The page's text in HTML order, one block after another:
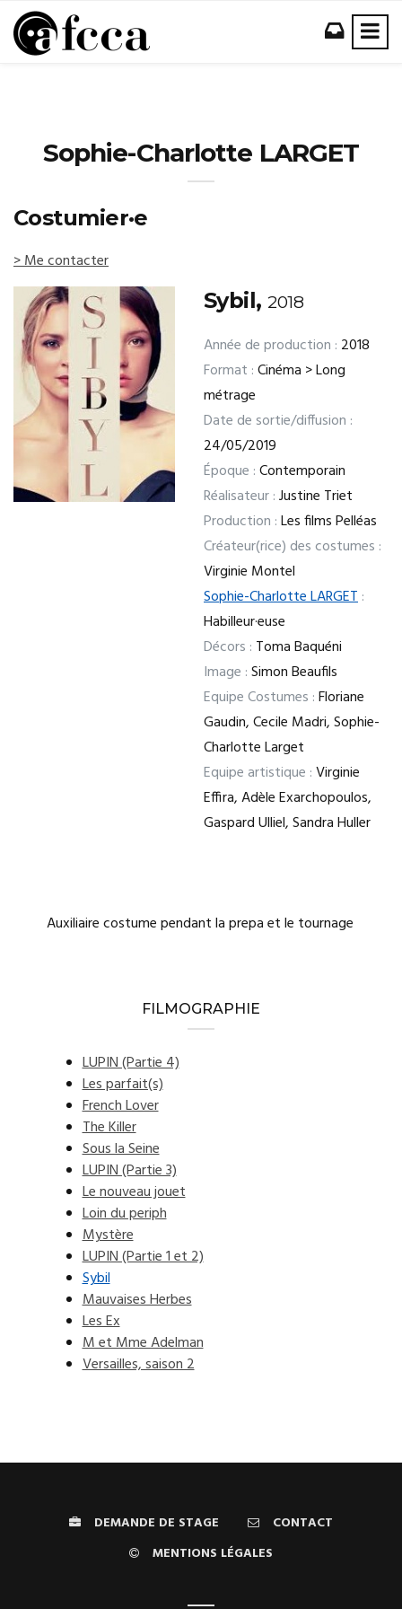
Sophie-Charlotte LARGET
Costumier·e
> Me contacter
Sybil,2018
Année de production : 2018
Format :Cinéma > Long
métrage
Date de sortie/diffusion :
24/05/2019
Époque :Contemporain
Réalisateur :Justine Triet
Production :Les films Pelléas
Créateur(rice) des costumes :
Virginie Montel
Sophie-Charlotte LARGET:
Habilleur·euse
Décors : Toma Baquéni
Image :Simon Beaufils
Equipe Costumes :Floriane
Gaudin, Cecile Madri, Sophie-
Charlotte Larget
Equipe artistique :Virginie
Effira, Adèle Exarchopoulos,
Gaspard Ulliel, Sandra Huller
Auxiliaire costume pendant la prepa et le tournage
FILMOGRAPHIE
LUPIN (Partie 4)
Les parfait(s)
French Lover
The Killer
Sous la Seine
LUPIN (Partie 3)
Le nouveau jouet
Loin du periph
Mystère
LUPIN (Partie 1 et 2)
Sybil
Mauvaises Herbes
Les Ex
M et Mme Adelman
Versailles, saison 2
DEMANDE DE STAGE
CONTACT
MENTIONS LÉGALES